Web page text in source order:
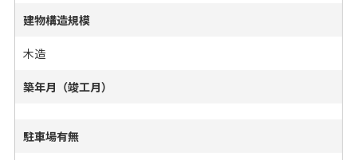
建物構造規模
木造
築年月（竣工月）
駐車場有無